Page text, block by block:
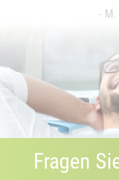
- M.
Fragen